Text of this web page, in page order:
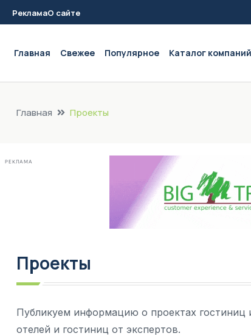
РекламаО сайте
Главная Свежее Популярное Каталог компаний
Главная Проекты
РЕКЛАМА
Проекты
Публикуем информацию о проектах гостиниц
отелей и гостиниц от экспертов.